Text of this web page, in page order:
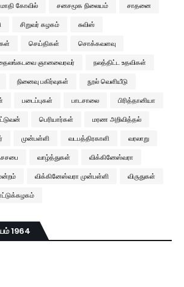
கோவில் சனசமூக நிலையம்
சாதனை
சிறுவர் கழகம்
சுவிஸ்
செய்திகள்
சொக்கவளவு
ஞானவைரவர்
நலத்திட்ட உதவிகள்
நினைவு பகிர்வுகள்
நூல் வெளியீடு
படைப்புகள் பாடசாலை
பிரித்தானியா
பெரியார்கள்
மரண அறிவித்தல்
முன்பள்ளி வடபத்திரகாளி
வரலாறு
வாழ்த்துகள்
விக்கினேஸ்வரா
விக்கினேஸ்வரா முன்பள்ளி
விருதுகள்
1964